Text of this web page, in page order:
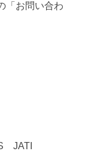
「お問い合わ
JATI